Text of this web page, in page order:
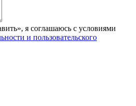
я соглашаюсь с условиями
и пользовательского